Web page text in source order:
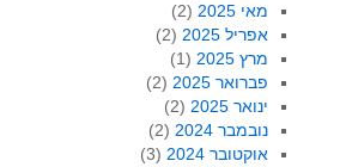
מאי 2025
(2)
אפריל 2025
(2)
מרץ 2025
(1)
פברואר 2025
(2)
ינואר 2025
(2)
נובמבר 2024
(2)
אוקטובר 2024
(3)